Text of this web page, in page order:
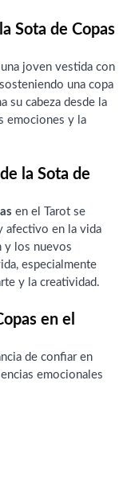
Sota de Copas
una joven vestida con
una copa
su cabeza desde la
emociones y la
la Sota de
en el Tarot se
afectivo en la vida
y los nuevos
especialmente
y la creatividad.
en el
de confiar en
emocionales